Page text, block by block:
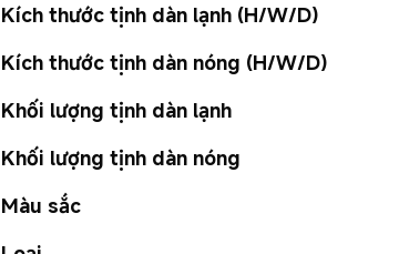
Kích thước tịnh dàn lạnh (H/W/D)
Kích thước tịnh dàn nóng (H/W/D)
Khối lượng tịnh dàn lạnh
Khối lượng tịnh dàn nóng
Màu sắc